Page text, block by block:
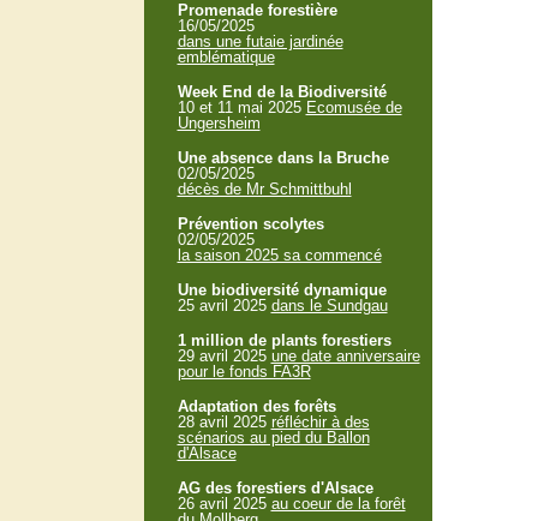
Promenade forestière
16/05/2025
dans une futaie jardinée
emblématique
Week End de la Biodiversité
10 et 11 mai 2025 Ecomusée de
Ungersheim
Une absence dans la Bruche
02/05/2025
décès de Mr Schmittbuhl
Prévention scolytes
02/05/2025
la saison 2025 sa commencé
Une biodiversité dynamique
25 avril 2025 dans le Sundgau
1 million de plants forestiers
29 avril 2025 une date anniversaire
pour le fonds FA3R
Adaptation des forêts
28 avril 2025 réfléchir à des
scénarios au pied du Ballon
d'Alsace
AG des forestiers d'Alsace
26 avril 2025 au coeur de la forêt